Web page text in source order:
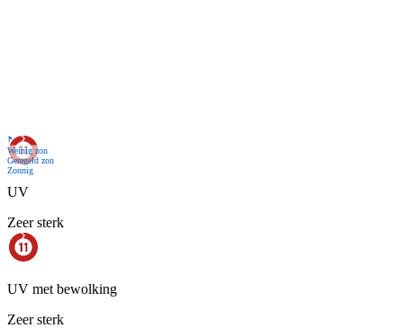
Nu
Weinig zon
Geregeld zon
Zonnig
UV
Zeer sterk
UV met bewolking
Zeer sterk